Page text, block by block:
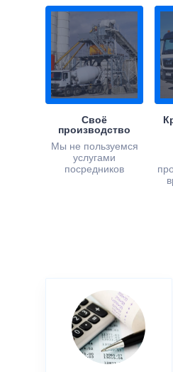
Своё
производство
Мы не пользуемся
услугами
посредников